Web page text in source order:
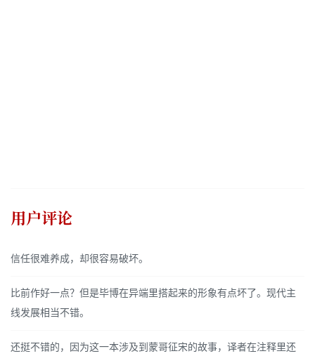
用户评论
信任很难养成，却很容易破坏。
比前作好一点？但是毕博在异端里搭起来的形象有点坏了。现代主
线发展相当不错。
还挺不错的，因为这一本涉及到蒙哥征宋的故事，译者在注释里还